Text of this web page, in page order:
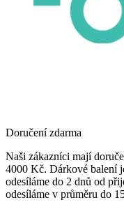
Doručení zdarma
Naši zákazníci mají
4000 Kč. Dárkové balení
odesíláme do 2 dnů od
odesíláme v průměru do